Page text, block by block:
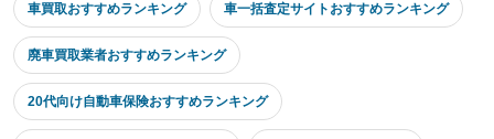
車買取おすすめランキング 車一括査定サイトおすすめランキング
廃車買取業者おすすめランキング
20代向け自動車保険おすすめランキング